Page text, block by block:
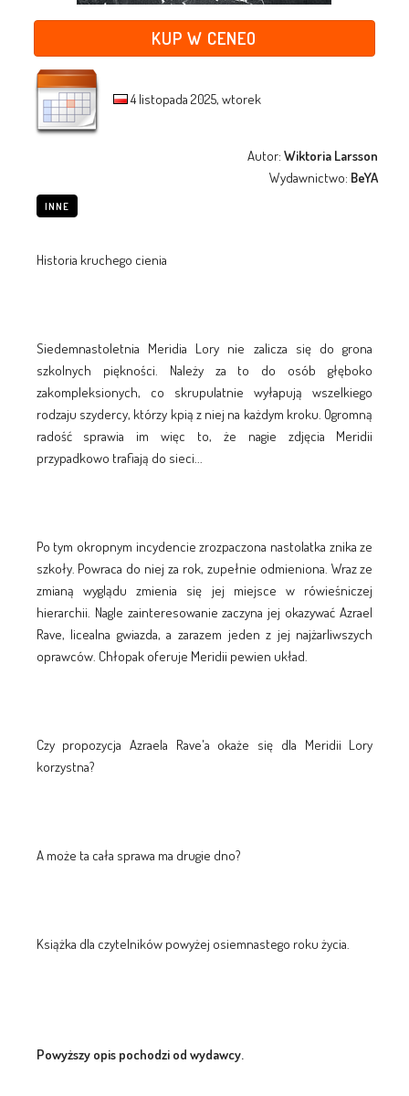
KUP W CENEO
4 listopada 2025, wtorek
Autor:Wiktoria Larsson
Wydawnictwo: BeYA
INNE
Historia kruchego cienia
Siedemnastoletnia Meridia Lory nie zalicza się do grona
szkolnych piękności. Należy za to do osób głęboko
zakompleksionych, co skrupulatnie wyłapują wszelkiego
rodzaju szydercy, którzy kpią z niej na każdym kroku. Ogromną
radość sprawia im więc to, że nagie zdjęcia Meridii
przypadkowo trafiają do sieci...
Po tym okropnym incydencie zrozpaczona nastolatka znika ze
szkoły. Powraca do niej za rok, zupełnie odmieniona. Wraz ze
zmianą wyglądu zmienia się jej miejsce w rówieśniczej
hierarchii. Nagle zainteresowanie zaczyna jej okazywać Azrael
Rave, licealna gwiazda, a zarazem jeden z jej najżarliwszych
oprawców. Chłopak oferuje Meridii pewien układ.
Czy propozycja Azraela Rave'a okaże się dla Meridii Lory
korzystna?
A może ta cała sprawa ma drugie dno?
Książka dla czytelników powyżej osiemnastego roku życia.
Powyższy opis pochodzi od wydawcy.